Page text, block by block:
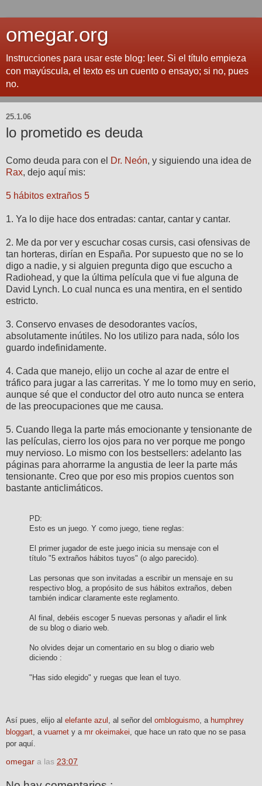
omegar.org
Instrucciones para usar este blog: leer. Si el título empieza
con mayúscula, el texto es un cuento o ensayo; si no, pues
no.
25.1.06
lo prometido es deuda
Como deuda para con el Dr. Neón, y siguiendo una idea de
Rax, dejo aquí mis:
5 hábitos extraños 5
1. Ya lo dije hace dos entradas: cantar, cantar y cantar.
2. Me da por ver y escuchar cosas cursis, casi ofensivas de
tan horteras, dirían en España. Por supuesto que no se lo
digo a nadie, y si alguien pregunta digo que escucho a
Radiohead, y que la última película que vi fue alguna de
David Lynch. Lo cual nunca es una mentira, en el sentido
estricto.
3. Conservo envases de desodorantes vacíos,
absolutamente inútiles. No los utilizo para nada, sólo los
guardo indefinidamente.
4. Cada que manejo, elijo un coche al azar de entre el
tráfico para jugar a las carreritas. Y me lo tomo muy en serio,
aunque sé que el conductor del otro auto nunca se entera
de las preocupaciones que me causa.
5. Cuando llega la parte más emocionante y tensionante de
las películas, cierro los ojos para no ver porque me pongo
muy nervioso. Lo mismo con los bestsellers: adelanto las
páginas para ahorrarme la angustia de leer la parte más
tensionante. Creo que por eso mis propios cuentos son
bastante anticlimáticos.
PD:
Esto es un juego. Y como juego, tiene reglas:
El primer jugador de este juego inicia su mensaje con el
título "5 extraños hábitos tuyos" (o algo parecido).
Las personas que son invitadas a escribir un mensaje en su
respectivo blog, a propósito de sus hábitos extraños, deben
también indicar claramente este reglamento.
Al final, debéis escoger 5 nuevas personas y añadir el link
de su blog o diario web.
No olvides dejar un comentario en su blog o diario web
diciendo :
"Has sido elegido" y ruegas que lean el tuyo.
Así pues, elijo al elefante azul , al señor del ombloguismo , a humphrey
bloggart , a vuarnet y a mr okeimakei , que hace un rato que no se pasa
por aquí.
omegar a las 23:07